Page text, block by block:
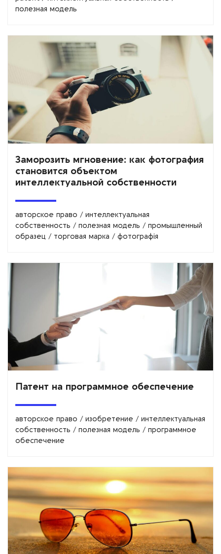
полезная модель
Заморозить мгновение: как фотография
становится объектом
интеллектуальной собственности
авторское право / интеллектуальная
собственность / полезная модель / промышленный
образец / торговая марка / фотографія
Патент на программное обеспечение
авторское право / изобретение / интеллектуальная
собственность / полезная модель / программное
обеспечение